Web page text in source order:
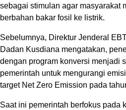
sebagai stimulan agar masyarakat
berbahan bakar fosil ke listrik.
Sebelumnya, Direktur Jenderal
Dadan Kusdiana mengatakan,
dengan program konversi menjadi
pemerintah untuk mengurangi
target Net Zero Emission pada
Saat ini pemerintah berfokus pada